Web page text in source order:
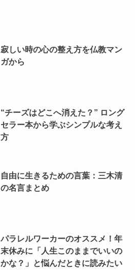
寂しい時の心の整え方を仏教マン
ガから
“チーズはどこへ消えた？” ロング
セラー本から学ぶシンプルな考え
方
自由に生きるための言葉：三木清
の名言まとめ
パラレルワーカーのオススメ！年
末休みに「人生このままでいいの
かな？」と悩んだときに読みたい